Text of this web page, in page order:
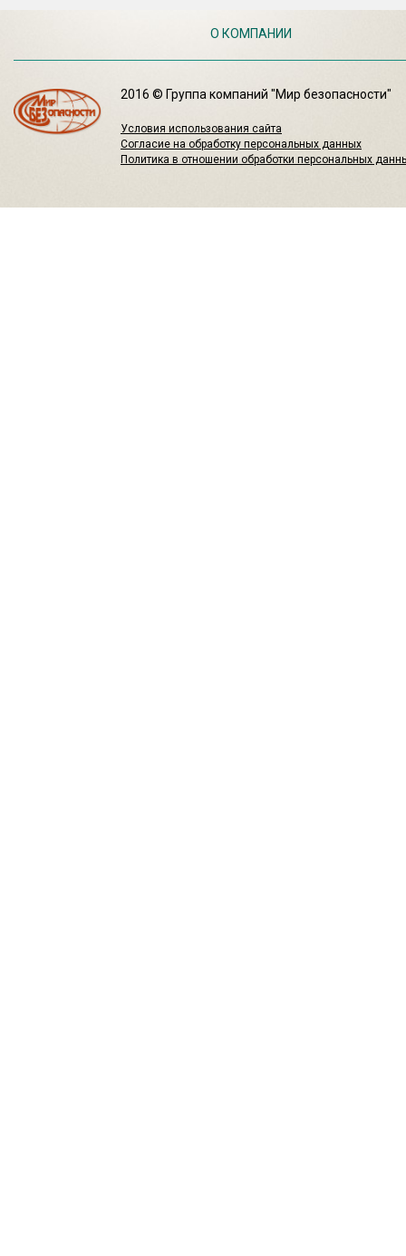
О КОМПАНИИ
2016 © Группа компаний "Мир безопасности"
Условия использования сайта
Согласие на обработку персональных данных
Политика в отношении обработки персональных